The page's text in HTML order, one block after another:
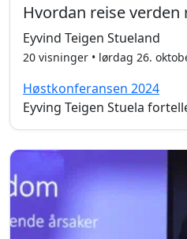
Hvordan reise
Eyvind Teigen Stueland
20 visninger • lørdag 26.
Høstkonferansen 2024